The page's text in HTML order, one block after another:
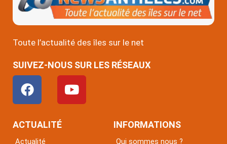
Toute l’actualité des îles sur le net
SUIVEZ-NOUS SUR LES RÉSEAUX
F
a
c
e
Y
o
u
ACTUALITÉ
Actualité
INFORMATIONS
Qui sommes nous ?